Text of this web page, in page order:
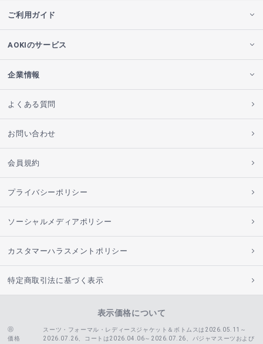
ご利用ガイド
AOKIのサービス
企業情報
よくある質問
お問い合わせ
会員規約
プライバシーポリシー
ソーシャルメディアポリシー
カスタマーハラスメントポリシー
特定商取引法に基づく表示
表示価格について
価格
スーツ・フォーマル・レディースジャケット＆ボトムスは2026.05.11～
2026.07.26、コートは2026.04.06～2026.07.26、
パジャマスーツおよび